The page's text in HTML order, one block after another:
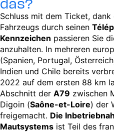
Schluss mit dem Ticket,
Fahrzeugs durch seinen
Kennzeichen passieren Sie
anzuhalten. In mehreren
(Spanien, Portugal,
Indien und Chile bereits
2022 auf dem ersten 88 km
Abschnitt der A79 zwischen
Digoin (Saône-et-Loire) der
freigemacht. Die
Mautsystems ist Teil des